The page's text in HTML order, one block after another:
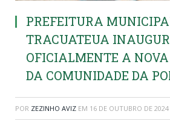
PREFEITURA
TRACUATEUA
OFICIALMENTE A
DA COMUNIDADE DA
POR ZEZINHO AVIZ EM 16 DE OUTUBRO DE 2024